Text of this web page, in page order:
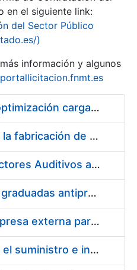
en el siguiente link:
del Sector Público
)
información y algunos
portallicitacion.fnmt.es
Pliego condiciones optimización cargas compras firmado
Acuerdo marco para la fabricación de piezas
Suministro de Protectores Auditivos a medida para las personas trabajadoras de los Centros de Trabajo de Madrid y Burgos
Suministro de gafas graduadas antiproyecciones para los trabajadores de la FNMT-RCM en los centros de trabajo de Madrid y Burgos
Servicios de una empresa externa para el asesoramiento y resolución de los recursos de alzada que se presentan relacionados con procesos de selección para la FNMT-RCM
Acuerdo marco para el suministro e instalación de persianas, estores y otros complementos